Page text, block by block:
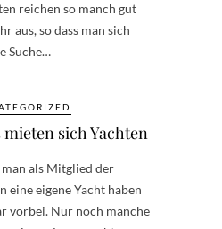
reichen so manch gut
aus, so dass man sich
Suche…
sich Yachten
als Mitglied der
eine eigene Yacht haben
vorbei. Nur noch manche